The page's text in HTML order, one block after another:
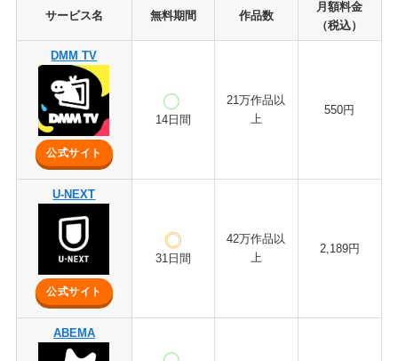
サービス名 無料期間 作品数
月額料金
（税込）
DMM TV
公式サイト
14日間
21万作品以
上
550円
U-NEXT
公式サイト
31日間
42万作品以
上
2,189円
ABEMA